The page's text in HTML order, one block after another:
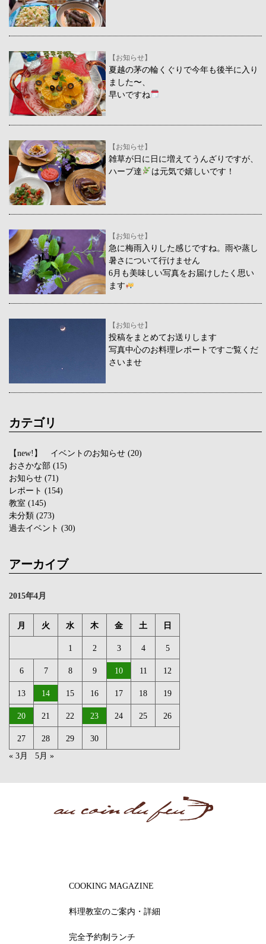
【お知らせ】
夏越の茅の輪くぐりで今年も後半に入り
ました〜、
早いですね
【お知らせ】
雑草が日に日に増えてうんざりですが、
ハーブ達
は元気で嬉しいです！
【お知らせ】
急に梅雨入りした感じですね。雨や蒸し
暑さについて行けません
6月も美味しい写真をお届けしたく思い
ます
【お知らせ】
投稿をまとめてお送りします
写真中心のお料理レポートですご覧くだ
さいませ
カテゴリ
【new!】 イベントのお知らせ (20)
おさかな部 (15)
お知らせ (71)
レポート (154)
教室 (145)
未分類 (273)
過去イベント (30)
アーカイブ
2015年4月
月 火 水 木 金 土 日
1 2 3 4 5
6 7 8 9 10 11 12
13 14 15 16 17 18 19
20 21 22 23 24 25 26
27 28 29
30
« 3月
5月 »
COOKING MAGAZINE
料理教室のご案内・詳細
完全予約制ランチ